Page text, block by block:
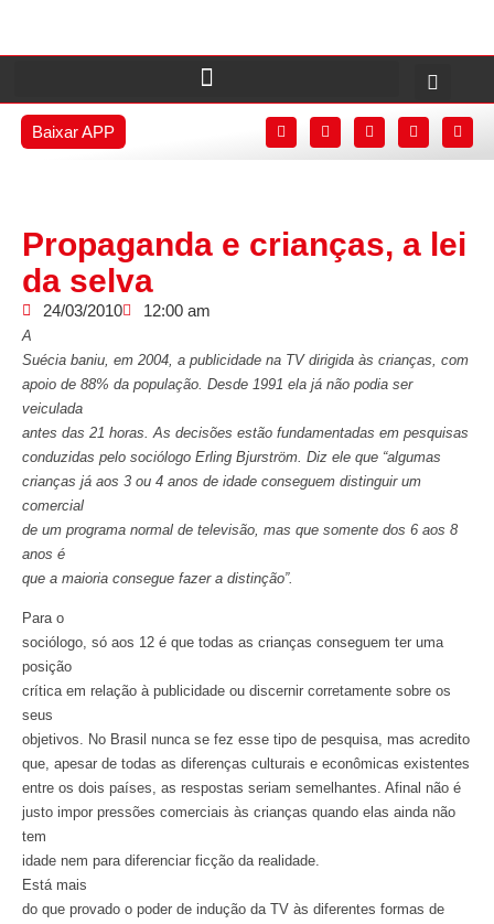
Baixar APP
Propaganda e crianças, a lei
da selva
24/03/2010 12:00 am
A
Suécia baniu, em 2004, a publicidade na TV dirigida às crianças, com
apoio de 88% da população. Desde 1991 ela já não podia ser
veiculada
antes das 21 horas. As decisões estão fundamentadas em pesquisas
conduzidas pelo sociólogo Erling Bjurström. Diz ele que “algumas
crianças já aos 3 ou 4 anos de idade conseguem distinguir um
comercial
de um programa normal de televisão, mas que somente dos 6 aos 8
anos é
que a maioria consegue fazer a distinção”.
Para o
sociólogo, só aos 12 é que todas as crianças conseguem ter uma
posição
crítica em relação à publicidade ou discernir corretamente sobre os
seus
objetivos. No Brasil nunca se fez esse tipo de pesquisa, mas acredito
que, apesar de todas as diferenças culturais e econômicas existentes
entre os dois países, as respostas seriam semelhantes. Afinal não é
justo impor pressões comerciais às crianças quando elas ainda não
tem
idade nem para diferenciar ficção da realidade.
Está mais
do que provado o poder de indução da TV às diferentes formas de